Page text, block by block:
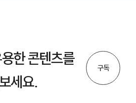
한 콘텐츠를
세요.
구독